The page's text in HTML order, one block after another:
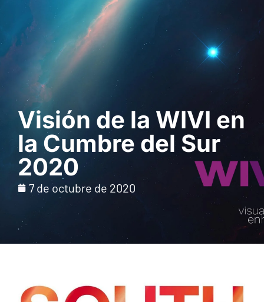
Solicita una demo
Visión de la WIVI en
la Cumbre del Sur
2020
7 de octubre de 2020